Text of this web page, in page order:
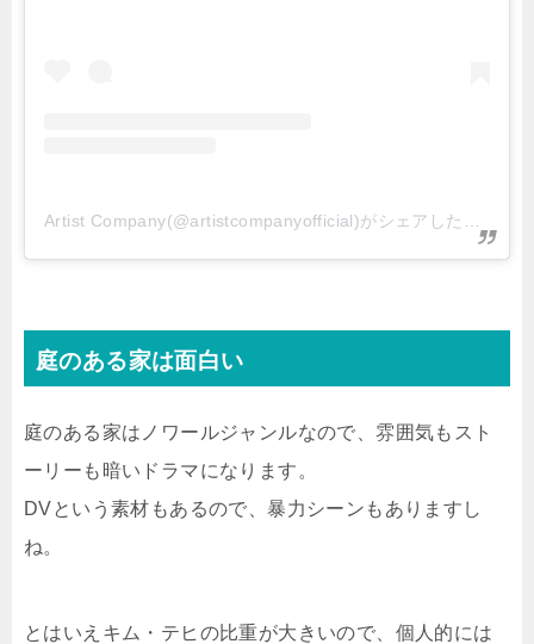
庭のある家は面白い
庭のある家はノワールジャンルなので、雰囲気もスト
ーリーも暗いドラマになります。
DVという素材もあるので、暴力シーンもありますし
ね。
とはいえキム・テヒの比重が大きいので、個人的には